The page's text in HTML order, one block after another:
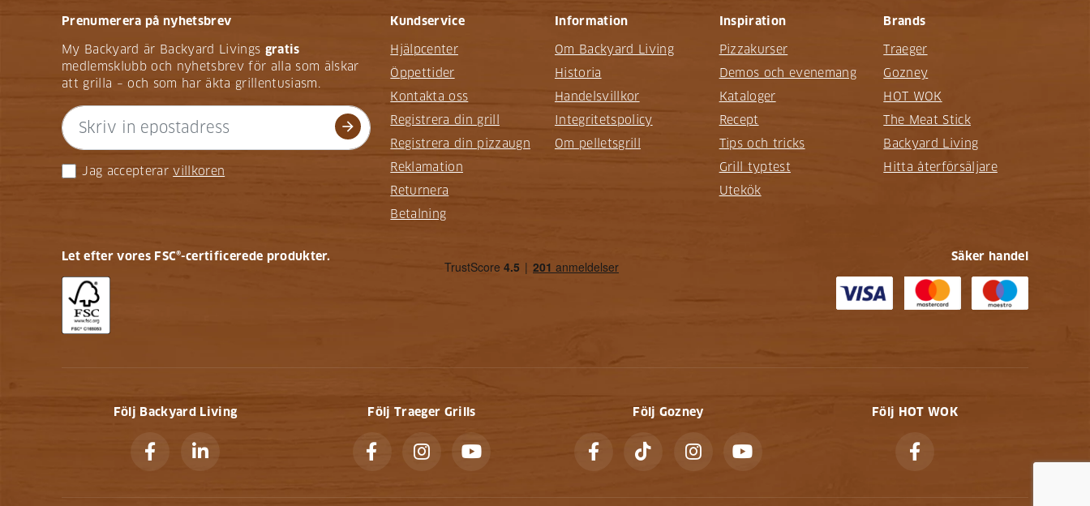
Prenumerera på nyhetsbrev
My Backyard är Backyard Livings gratis
medlemsklubb och nyhetsbrev för alla som älskar
att grilla – och som har äkta grillentusiasm.
arrow_forward
Jag accepterar villkoren
Kundservice
Hjälpcenter
Öppettider
Kontakta oss
Registrera din grill
Registrera din pizzaugn
Reklamation
Returnera
Betalning
Information
Om Backyard Living
Historia
Handelsvillkor
Integritetspolicy
Om pelletsgrill
Inspiration
Pizzakurser
Demos och evenemang
Kataloger
Recept
Tips och tricks
Grill typtest
Utekök
Brands
Traeger
Gozney
HOT WOK
The Meat Stick
Backyard Living
Hitta återförsäljare
Let efter vores FSC®-certificerede produkter. Säker handel
Följ Backyard Living Följ Traeger Grills Följ Gozney Följ HOT WOK